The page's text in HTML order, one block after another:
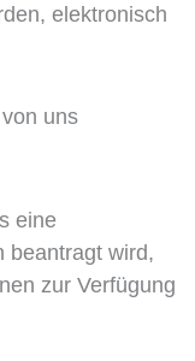
elektronisch
uns
eine
beantragt wird,
zur Verfügung